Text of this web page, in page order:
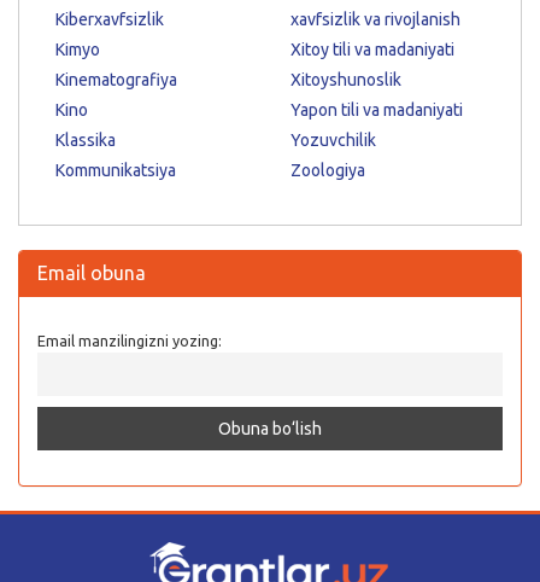
Kiberxavfsizlik
Kimyo
Kinematografiya
Kino
Klassika
Kommunikatsiya
xavfsizlik va rivojlanish
Xitoy tili va madaniyati
Xitoyshunoslik
Yapon tili va madaniyati
Yozuvchilik
Zoologiya
Email obuna
Email manzilingizni yozing: